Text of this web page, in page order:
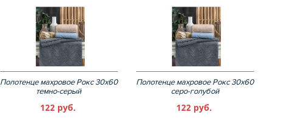
Полотенце махровое Рокс 30х60
темно-серый
122 руб.
Полотенце махровое Рокс 30х60
серо-голубой
122 руб.